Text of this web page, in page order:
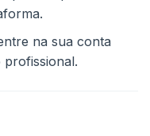
na sua conta